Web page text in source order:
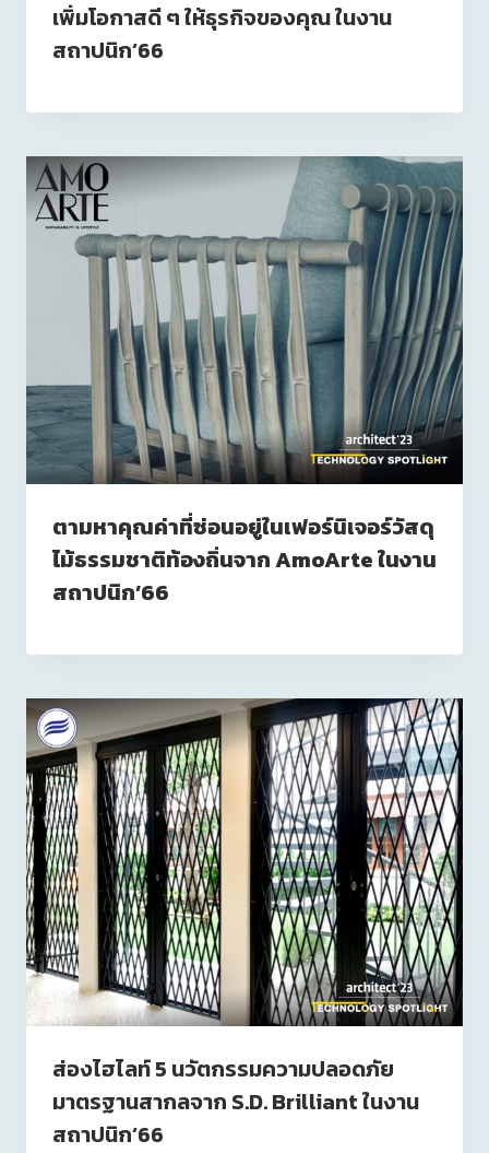
เพิ่มโอกาสดี ๆ ให้ธุรกิจของคุณ ในงาน
สถาปนิก’66
ตามหาคุณค่าที่ซ่อนอยู่ในเฟอร์นิเจอร์วัสดุ
ไม้ธรรมชาติท้องถิ่นจาก AmoArte ในงาน
สถาปนิก’66
ส่องไฮไลท์ 5 นวัตกรรมความปลอดภัย
มาตรฐานสากลจาก S.D. Brilliant ในงาน
สถาปนิก’66